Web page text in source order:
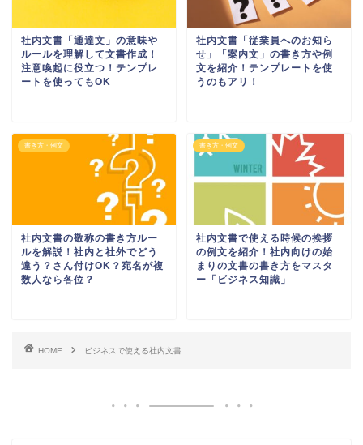
社内文書「通達文」の意味や
ルールを理解して文書作成！
注意喚起に役立つ！テンプレ
ートを使ってもOK
社内文書「従業員へのお知ら
せ」「案内文」の書き方や例
文を紹介！テンプレートを使
うのもアリ！
書き方・例文
社内文書の敬称の書き方ルー
ルを解説！社内と社外でどう
違う？さん付けOK？宛名が複
数人なら各位？
書き方・例文
社内文書で使える時候の挨拶
の例文を紹介！社内向けの始
まりの文書の書き方をマスタ
ー「ビジネス知識」
HOME ビジネスで使える社内文書